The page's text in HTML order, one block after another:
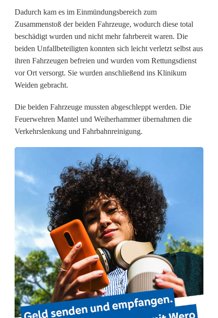
l
e
t
z
t
n
a
h
n
f
a
l
l
b
Dadurch kam es im Einmündungsbereich zum
Zusammenstoß der beiden Fahrzeuge, wodurch diese total
beschädigt wurden und nicht mehr fahrbereit waren. Die
beiden Unfallbeteiligten konnten sich leicht verletzt selbst aus
ihren Fahrzeugen befreien und wurden vom Rettungsdienst
vor Ort versorgt. Sie wurden anschließend ins Klinikum
Weiden gebracht.
Die beiden Fahrzeuge mussten abgeschleppt werden. Die
Feuerwehren Mantel und Weiherhammer übernahmen die
Verkehrslenkung und Fahrbahnreinigung.